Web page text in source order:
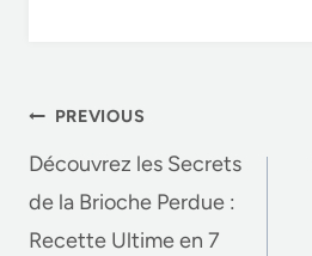
Post
navigation
PREVIOUS
Découvrez les Secrets
de la Brioche Perdue :
Recette Ultime en 7